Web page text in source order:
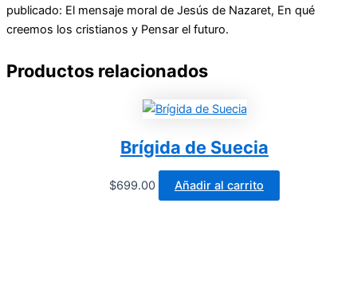
publicado: El mensaje moral de Jesús de Nazaret, En qué
creemos los cristianos y Pensar el futuro.
Productos relacionados
Brígida de Suecia
$699.00 Añadir al carrito